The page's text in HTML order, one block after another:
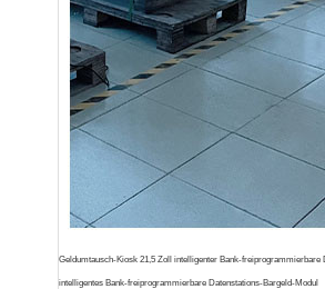
Geldumtausch-Kiosk 21,5 Zoll intelligenter Bank-
intelligentes Bank-freiprogrammierbare Datenstations-Bargeld-Modul